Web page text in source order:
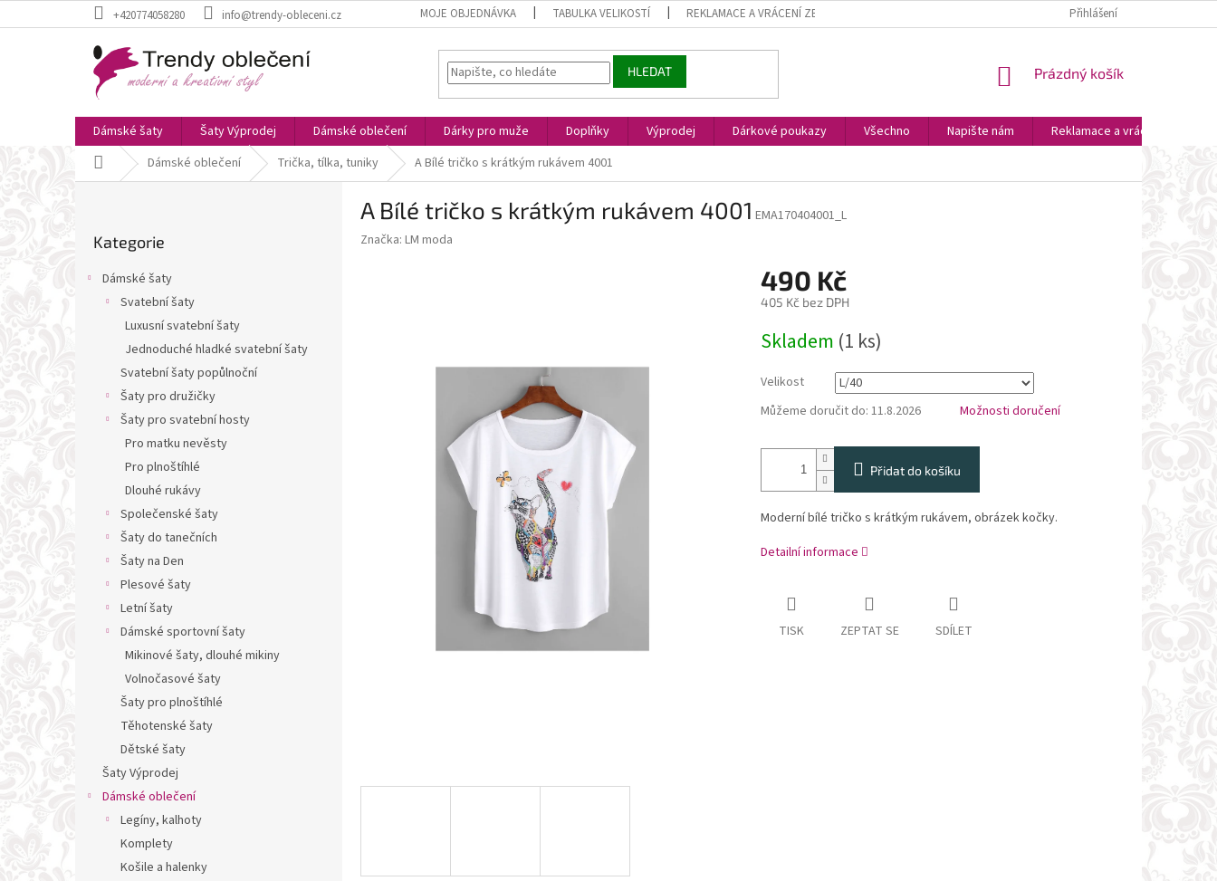
na
+420774058280 info@trendy-obleceni.cz MOJE OBJEDNÁVKA TABULKA VELIKOSTÍ REKLAMACE A VRÁCENÍ ZBOŽÍ OSOBNÍ VYZVEDNUTÍ
Přihlášení
HLEDAT
NÁKUPNÍ
Prázdný košík
Dámské šaty Šaty Výprodej Dámské oblečení Dárky pro muže Doplňky Výprodej Dárkové poukazy Všechno Napište nám
Reklamace a vrácení zboží
Domů Dámské oblečení Trička, tílka, tuniky A Bílé tričko s krátkým rukávem 4001
kategorie
Kategorie
Dámské šaty
Svatební šaty
Luxusní svatební šaty
Jednoduché hladké svatební šaty
Svatební šaty popůlnoční
Šaty pro družičky
Šaty pro svatební hosty
Pro matku nevěsty
Pro plnoštíhlé
Dlouhé rukávy
Společenské šaty
Šaty do tanečních
Šaty na Den
Plesové šaty
Letní šaty
Dámské sportovní šaty
Mikinové šaty, dlouhé mikiny
Volnočasové šaty
Šaty pro plnoštíhlé
Těhotenské šaty
Dětské šaty
Šaty Výprodej
Dámské oblečení
Legíny, kalhoty
Komplety
Košile a halenky
A Bílé tričko s krátkým rukávem 4001 EMA170404001_L
Značka: LM moda
490 Kč
405 Kč bez DPH
cena:
Skladem (1 ks)
Velikost
Můžeme doručit do: 11.8.2026 Možnosti doručení
Přidat do košíku
Moderní bílé tričko s krátkým rukávem, obrázek kočky.
Detailní informace
TISK ZEPTAT SE SDÍLET